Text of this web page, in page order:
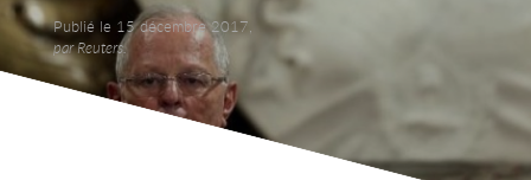
Publié le 15 décembre 2017,
par Reuters.